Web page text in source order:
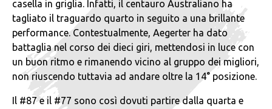
casella in griglia. Infatti, il centauro Australiano ha
tagliato il traguardo quarto in seguito a una brillante
performance. Contestualmente, Aegerter ha dato
battaglia nel corso dei dieci giri, mettendosi in luce con
un buon ritmo e rimanendo vicino al gruppo dei migliori,
non riuscendo tuttavia ad andare oltre la 14° posizione.
Il #87 e il #77 sono così dovuti partire dalla quarta e